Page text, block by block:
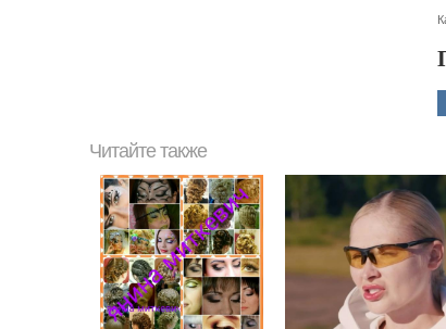
Читайте также